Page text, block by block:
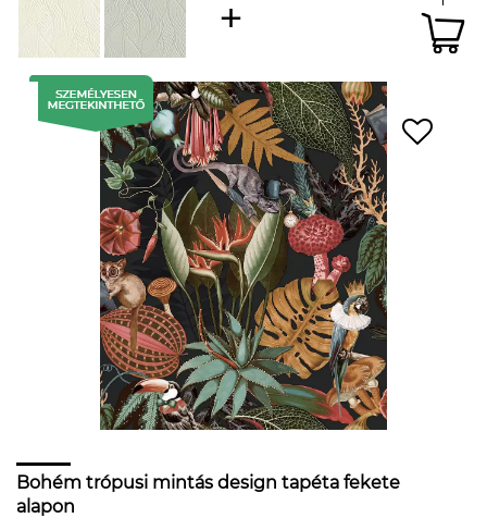
Bohém trópusi mintás design tapéta fekete
alapon